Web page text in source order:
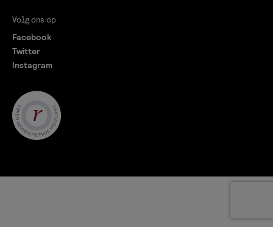
Volg ons op
Facebook
Twitter
Instagram